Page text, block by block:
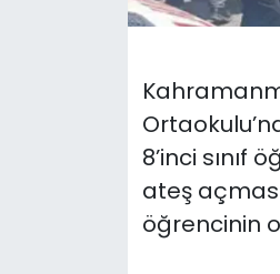
8’inci sınıf
ateş
öğrencinin